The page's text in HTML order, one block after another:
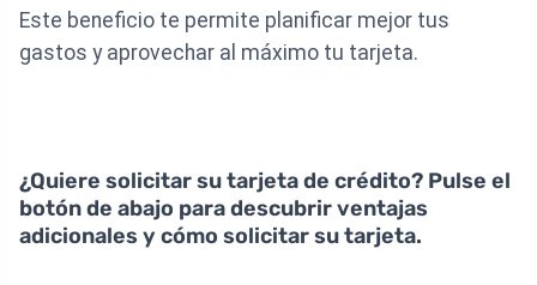
Este beneficio te permite planificar mejor tus
gastos y aprovechar al máximo tu tarjeta.
¿Quiere solicitar su tarjeta de crédito? Pulse el
botón de abajo para descubrir ventajas
adicionales y cómo solicitar su tarjeta.